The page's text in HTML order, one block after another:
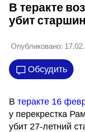
В теракте
убит
Опубликовано:
Обсудить
В теракте 16
у перекрестка
убит 27-летний